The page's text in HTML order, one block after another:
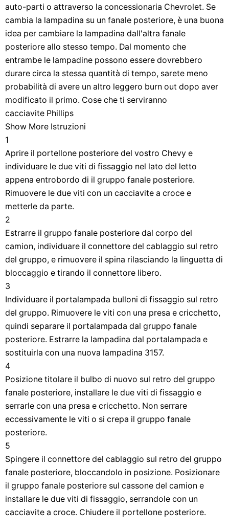
auto-parti o attraverso la concessionaria Chevrolet. Se
cambia la lampadina su un fanale posteriore, è una buona
idea per cambiare la lampadina dall'altra fanale
posteriore allo stesso tempo. Dal momento che
entrambe le lampadine possono essere dovrebbero
durare circa la stessa quantità di tempo, sarete meno
probabilità di avere un altro leggero burn out dopo aver
modificato il primo. Cose che ti serviranno
cacciavite Phillips
Show More Istruzioni
1
Aprire il portellone posteriore del vostro Chevy e
individuare le due viti di fissaggio nel lato del letto
appena entrobordo di il gruppo fanale posteriore.
Rimuovere le due viti con un cacciavite a croce e
metterle da parte.
2
Estrarre il gruppo fanale posteriore dal corpo del
camion, individuare il connettore del cablaggio sul retro
del gruppo, e rimuovere il spina rilasciando la linguetta di
bloccaggio e tirando il connettore libero.
3
Individuare il portalampada bulloni di fissaggio sul retro
del gruppo. Rimuovere le viti con una presa e cricchetto,
quindi separare il portalampada dal gruppo fanale
posteriore. Estrarre la lampadina dal portalampada e
sostituirla con una nuova lampadina 3157.
4
Posizione titolare il bulbo di nuovo sul retro del gruppo
fanale posteriore, installare le due viti di fissaggio e
serrarle con una presa e cricchetto. Non serrare
eccessivamente le viti o si crepa il gruppo fanale
posteriore.
5
Spingere il connettore del cablaggio sul retro del gruppo
fanale posteriore, bloccandolo in posizione. Posizionare
il gruppo fanale posteriore sul cassone del camion e
installare le due viti di fissaggio, serrandole con un
cacciavite a croce. Chiudere il portellone posteriore.